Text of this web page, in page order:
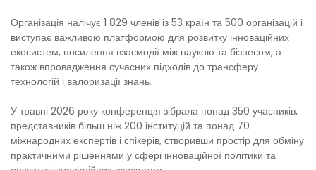
Організація налічує 1 829 членів із 53 країн та 500 організацій і
виступає важливою платформою для розвитку інноваційних
екосистем, посилення взаємодії між наукою та бізнесом, а
також впровадження сучасних підходів до трансферу
технологій і валоризації знань.
У травні 2026 року конференція зібрала понад 350 учасників,
представників більш ніж 200 інституцій та понад 70
міжнародних експертів і спікерів, створивши простір для обміну
практичними рішеннями у сфері інноваційної політики та